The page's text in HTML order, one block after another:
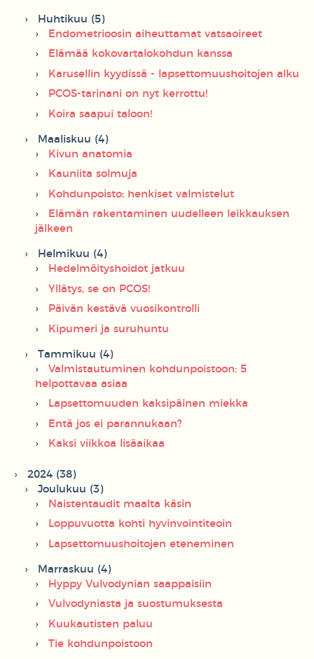
Huhtikuu (5)
Endometrioosin aiheuttamat vatsaoireet
Elämää kokovartalokohdun kanssa
Karusellin kyydissä - lapsettomuushoitojen alku
PCOS-tarinani on nyt kerrottu!
Koira saapui taloon!
Maaliskuu (4)
Kivun anatomia
Kauniita solmuja
Kohdunpoisto: henkiset valmistelut
Elämän rakentaminen uudelleen leikkauksen
jälkeen
Helmikuu (4)
Hedelmöityshoidot jatkuu
Yllätys, se on PCOS!
Päivän kestävä vuosikontrolli
Kipumeri ja suruhuntu
Tammikuu (4)
Valmistautuminen kohdunpoistoon: 5
helpottavaa asiaa
Lapsettomuuden kaksipäinen miekka
Entä jos ei parannukaan?
Kaksi viikkoa lisäaikaa
2024 (38)
Joulukuu (3)
Naistentaudit maalta käsin
Loppuvuotta kohti hyvinvointiteoin
Lapsettomuushoitojen eteneminen
Marraskuu (4)
Hyppy Vulvodynian saappaisiin
Vulvodyniasta ja suostumuksesta
Kuukautisten paluu
Tie kohdunpoistoon